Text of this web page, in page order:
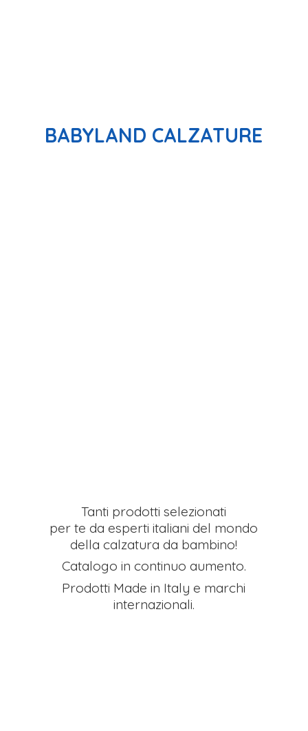
BABYLAND CALZATURE
Tanti prodotti selezionati
per te da esperti italiani del mondo
della calzatura da bambino!
Catalogo in continuo aumento.
Prodotti Made in Italy e marchi
internazionali.